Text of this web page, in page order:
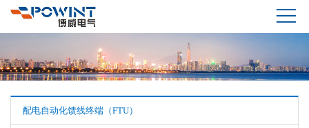
配电自动化馈线终端（FTU）